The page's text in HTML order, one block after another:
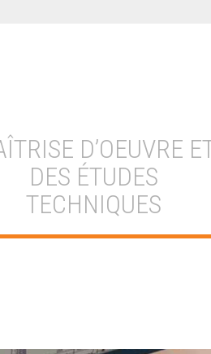
D’OEUVRE
DES ÉTUDES
TECHNIQUES